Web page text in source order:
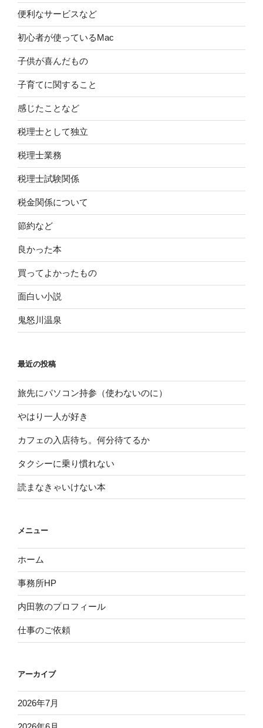
便利なサービスなど
初心者が使っているMac
子供が喜んだもの
子育てに関すること
感じたことなど
税理士として独立
税理士業務
税理士試験関係
税金関係について
節約など
良かった本
買ってよかったもの
面白い小説
鬼怒川温泉
最近の投稿
旅先にパソコン持参（使わないのに）
やはり一人が好き
カフェの入店待ち。何分待てるか
タクシーに乗り慣れない
読まなきゃいけない本
メニュー
ホーム
事務所HP
内田敦のプロフィール
仕事のご依頼
アーカイブ
2026年7月